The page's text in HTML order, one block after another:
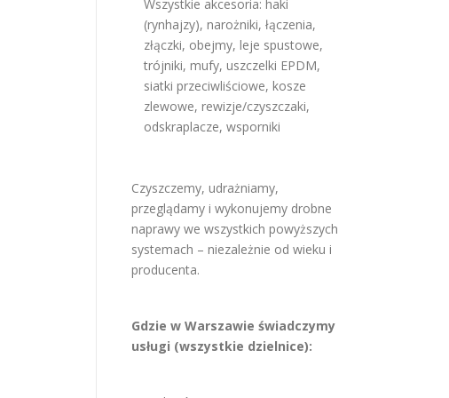
Wszystkie akcesoria: haki
(rynhajzy), narożniki, łączenia,
złączki, obejmy, leje spustowe,
trójniki, mufy, uszczelki EPDM,
siatki przeciwliściowe, kosze
zlewowe, rewizje/czyszczaki,
odskraplacze, wsporniki
Czyszczemy, udrażniamy,
przeglądamy i wykonujemy drobne
naprawy we wszystkich powyższych
systemach – niezależnie od wieku i
producenta.
Gdzie w Warszawie świadczymy
usługi (wszystkie dzielnice):